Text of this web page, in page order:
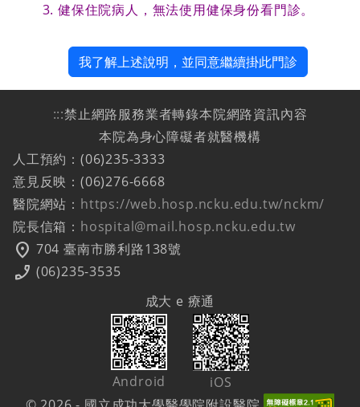
健保住院病人，無法使用健保身份看門診。
我了解上述說明，並同意繼續掛此門診
:::禁止網路服務業者轉錄本院網路資訊內容
本院為身心障礙者就醫機構
人工預約：(06)235-3333
意見反映：(06)276-6668
醫院網站： https://web.hosp.ncku.edu.tw/nckm/
院長信箱： hospital@mail.hosp.ncku.edu.tw
location_on 704 臺南市勝利路138號
phone_enabled (06)235-3535
成大 e 療通
Android
iOS